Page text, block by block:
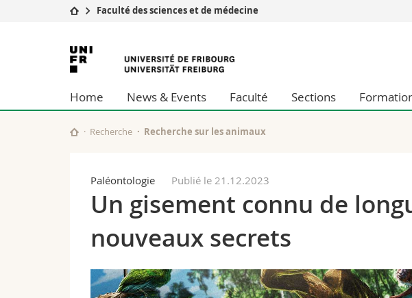
Université
Recherche
Université
Formation continue
Sciences économiques et
Lettres et sciences humaines
Sciences de l'éducation et de la
Faculté des sciences et de médecine
Université
de
Fribourg
Home News & Events Faculté Sections
Recherche Recherche sur les animaux
Paléontologie Publié le 21.12.2023
Un gisement connu de
nouveaux secrets